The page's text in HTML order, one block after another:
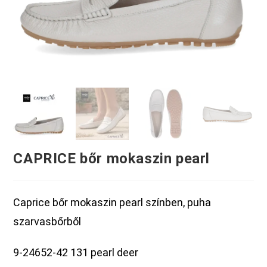
CAPRICE bőr mokaszin pearl
Caprice bőr mokaszin pearl színben, puha
szarvasbőrből
9-24652-42 131 pearl deer